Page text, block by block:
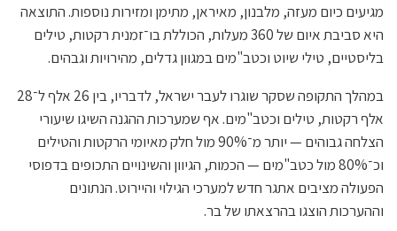
מגיעים כיום מעזה, מלבנון, מאיראן, מתימן ומזירות נוספות. התוצאה
היא סביבת איום של 360 מעלות, הכוללת בו־זמנית רקטות, טילים
בליסטיים, טילי שיוט וכטב"מים במגוון גדלים, מהירויות וגבהים.
במהלך התקופה שסקר שוגרו לעבר ישראל, לדבריו, בין 26 אלף ל־28
אלף רקטות, טילים וכטב"מים. אף שמערכות ההגנה השיגו שיעורי
הצלחה גבוהים — יותר מ־90% מול חלק מאיומי הרקטות והטילים
וכ־80% מול כטב"מים — הכמות, הגיוון והשינויים התכופים בדפוסי
הפעולה מציבים אתגר חדש למערכי הגילוי והיירוט. הנתונים
וההערכות הוצגו בהרצאתו של בר.